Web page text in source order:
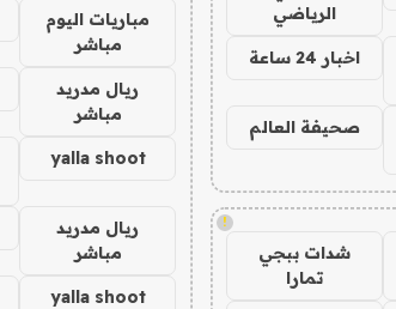
الرياضي
اخبار 24 ساعة
صحيفة العالم
!
شدات ببجي
تمارا
مباريات اليوم
مباشر
ريال مدريد
مباشر
yalla shoot
ريال مدريد
مباشر
yalla shoot